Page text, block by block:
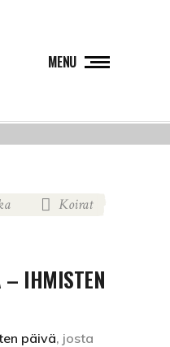
MENU
Koirat
– IHMISTEN
päivä, josta